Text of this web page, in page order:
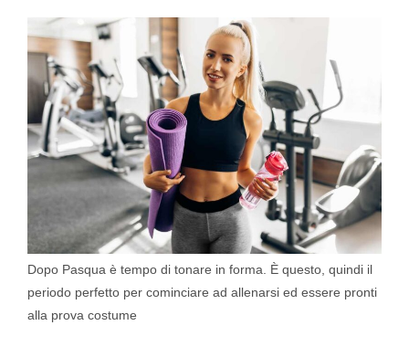
Dopo Pasqua è tempo di tonare in forma. È questo, quindi il
periodo perfetto per cominciare ad allenarsi ed essere pronti
alla prova costume